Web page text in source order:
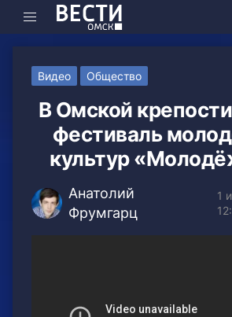
Видео Общество
В Омской
фестиваль
культур
Анатолий
Фрумгарц
1